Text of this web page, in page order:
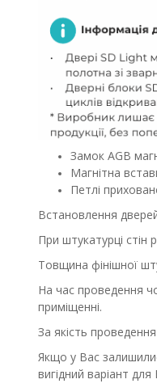
Замок AGB
Магнітна
Петлі
Встановлення
При штукатурці стін
Товщина фінішної
На час проведення
приміщенні.
За якість
Якщо у Вас
вигідний варіант для